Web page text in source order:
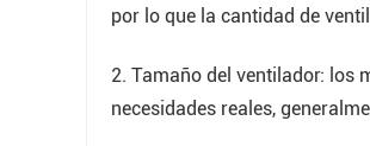
por lo que la cantidad de
2. Tamaño del ventilador: los
necesidades reales,